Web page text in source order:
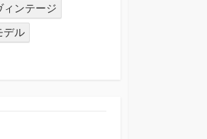
ィンテージ
デル